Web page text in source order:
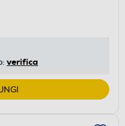
verifica